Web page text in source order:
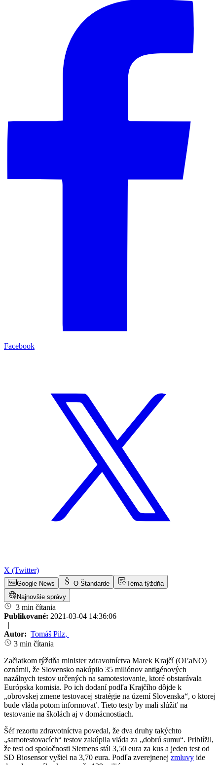
Facebook
X (Twitter)
Google News O Štandarde
Téma týždňa
Najnovšie správy
3 min čítania
Publikované: 2021-03-04 14:36:06
|
Autor: Tomáš Pilz,
3 min čítania
Začiatkom týždňa minister zdravotníctva Marek Krajčí (OĽaNO)
oznámil, že Slovensko nakúpilo 35 miliónov antigénových
nazálnych testov určených na samotestovanie, ktoré obstarávala
Európska komisia. Po ich dodaní podľa Krajčího dôjde k
„obrovskej zmene testovacej stratégie na území Slovenska“, o ktorej
bude vláda potom informovať. Tieto testy by mali slúžiť na
testovanie na školách aj v domácnostiach.
Šéf rezortu zdravotníctva povedal, že dva druhy takýchto
„samotestovacích“ testov zakúpila vláda za „dobrú sumu“. Priblížil,
že test od spoločnosti Siemens stál 3,50 eura za kus a jeden test od
SD Biosensor vyšiel na 3,70 eura. Podľa zverejnenej zmluvy ide